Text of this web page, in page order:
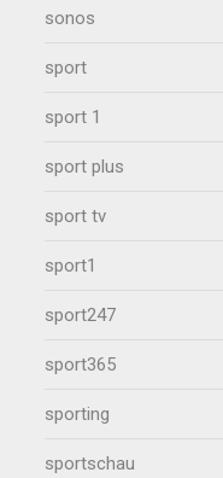
sonos
sport
sport 1
sport plus
sport tv
sport1
sport247
sport365
sporting
sportschau